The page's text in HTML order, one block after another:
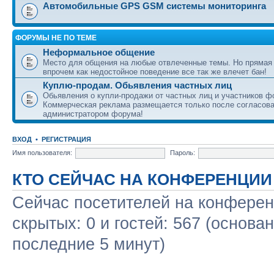
Автомобильные GPS GSM системы мониторинга
ФОРУМЫ НЕ ПО ТЕМЕ
Неформальное общение
Место для общения на любые отвлеченные темы. Но прямая
впрочем как недостойное поведение все так же влечет бан!
Куплю-продам. Обьявления частных лиц
Обьявления о купли-продажи от частных лиц и участников
Коммерческая реклама размещается только после
администратором форума!
ВХОД • РЕГИСТРАЦИЯ
Имя пользователя:
Пароль:
КТО СЕЙЧАС НА КОНФЕРЕНЦИИ
Сейчас посетителей на
скрытых: 0 и гостей: 567
последние 5 минут)